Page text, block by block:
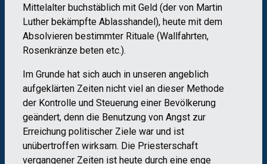
Mittelalter buchstäblich mit Geld (der von Martin
Luther bekämpfte Ablasshandel), heute mit dem
Absolvieren bestimmter Rituale (Wallfahrten,
Rosenkränze beten etc.).
Im Grunde hat sich auch in unseren angeblich
aufgeklärten Zeiten nicht viel an dieser Methode
der Kontrolle und Steuerung einer Bevölkerung
geändert, denn die Benutzung von Angst zur
Erreichung politischer Ziele war und ist
unübertroffen wirksam. Die Priesterschaft
vergangener Zeiten ist heute durch eine enge